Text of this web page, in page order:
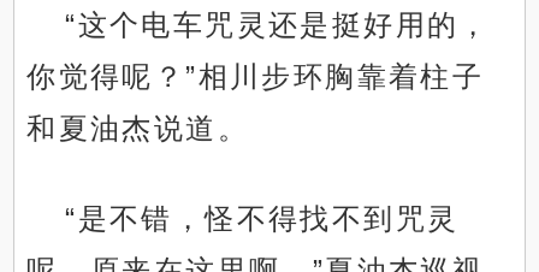
“这个电车咒灵还是挺好用的，
你觉得呢？”相川步环胸靠着柱子
和夏油杰说道。
“是不错，怪不得找不到咒灵